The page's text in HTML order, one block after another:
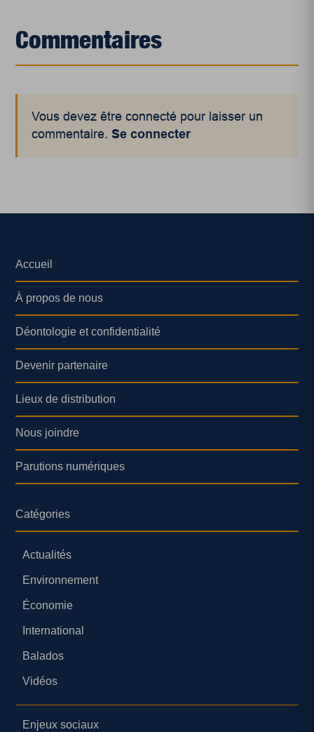
Commentaires
Vous devez être connecté pour laisser un
commentaire.Se connecter
Accueil
À propos de nous
Déontologie et confidentialité
Devenir partenaire
Lieux de distribution
Nous joindre
Parutions numériques
Catégories
Actualités
Environnement
Économie
International
Balados
Vidéos
Enjeux sociaux